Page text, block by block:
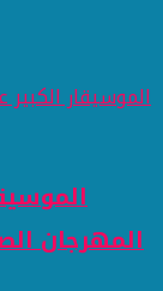
المهرجان